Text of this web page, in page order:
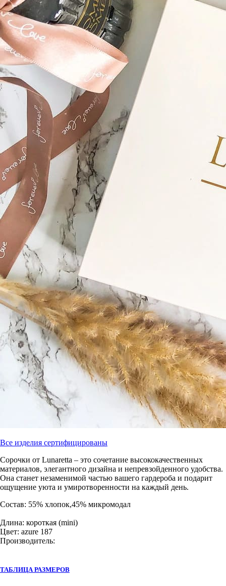
Все изделия сертифицированы
Сорочки от Lunaretta – это сочетание высококачественных
материалов, элегантного дизайна и непревзойденного удобства.
Она станет незаменимой частью вашего гардероба и подарит
ощущение уюта и умиротворенности на каждый день.
Состав: 55% хлопок,45% микромодал
Длина: короткая (mini)
Цвет: azure 187
Производитель:
ТАБЛИЦА РАЗМЕРОВ